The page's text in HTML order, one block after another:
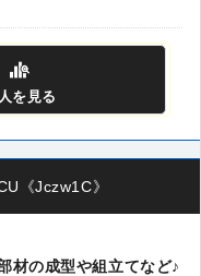
を見る
《Jczw1C》
材の成型や組立てなど♪